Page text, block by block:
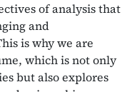
of analysis that
and
is why we are
which is not only
but also explores